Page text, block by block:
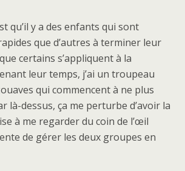
qu’il y a des enfants qui sont
que d’autres à terminer leur
certains s’appliquent à la
leur temps, j’ai un troupeau
qui commencent à ne plus
là-dessus, ça me perturbe d’avoir la
à me regarder du coin de l’œil
de gérer les deux groupes en